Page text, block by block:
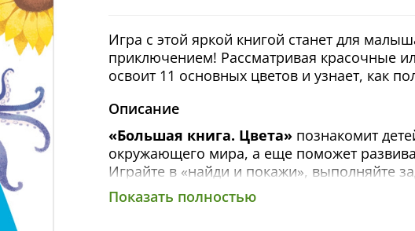
Игра с этой яркой книгой станет для
приключением! Рассматривая красочные
освоит 11 основных цветов и узнает, как
Описание
«Большая книга. Цвета» познакомит
окружающего мира, а еще поможет
Играйте в «найди и покажи», выполняйте
формы и цвета, запоминайте новые слова и
Показать полностью